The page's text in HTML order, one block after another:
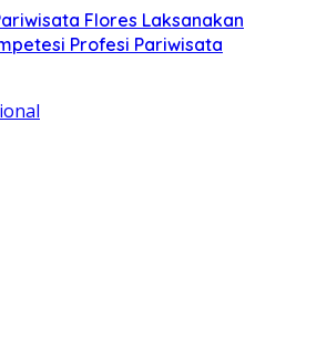
Flores Laksanakan
Profesi Pariwisata